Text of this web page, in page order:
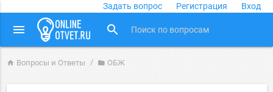
Задать вопрос Регистрация Вход
menu search
home Вопросы и Ответы folder ОБЖ